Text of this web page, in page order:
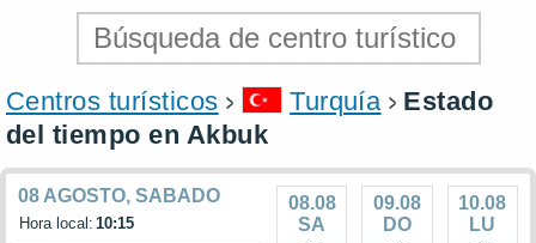
Centros turísticos Turquía
Estado
del tiempo en Akbuk
08 AGOSTO, SABADO
Hora local: 10:15
08.08
SA
09.08
DO
10.08
LU